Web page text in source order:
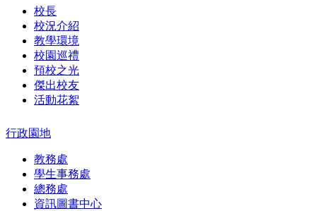
校長
校況介紹
教學環境
校園巡禮
預校之光
傑出校友
活動花絮
行政園地
教務處
學生事務處
總務處
資訊圖書中心